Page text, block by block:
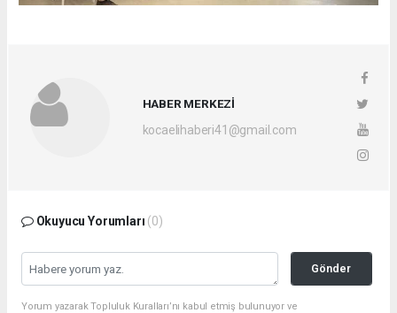
HABER MERKEZİ
kocaelihaberi41@gmail.com
Okuyucu Yorumları (0)
Gönder
Yorum yazarak Topluluk Kuralları’nı kabul etmiş bulunuyor ve